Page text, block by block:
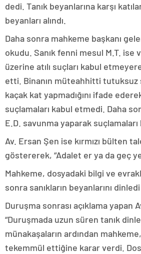
dedi. Tanık beyanlarına karşı
beyanları alındı.
Daha sonra mahkeme başkanı
okudu. Sanık fenni mesul M.T. ise
üzerine atılı suçları kabul
etti. Binanın müteahhitti tutuksuz
kaçak kat yapmadığını ifade
suçlamaları kabul etmedi. Daha
E.D. savunma yaparak
Av. Ersan Şen ise kırmızı bülten
göstererek, “Adalet er ya da geç
Mahkeme, dosyadaki bilgi ve
sonra sanıkların beyanlarını dinledi
Duruşma sonrası açıklama yapan
“Duruşmada uzun süren tanık
münakaşaların ardından
tekemmül ettiğine karar verdi.